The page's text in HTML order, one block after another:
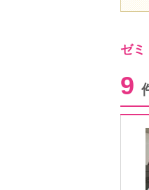
ゼミ
9